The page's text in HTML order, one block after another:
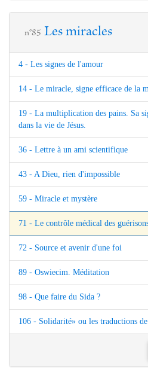
n°85 Les miracles
4 - Les signes de l'amour
14 - Le miracle, signe efficace de la
19 - La multiplication des pains. Sa
dans la vie de Jésus.
36 - Lettre à un ami scientifique
43 - A Dieu, rien d'impossible
59 - Miracle et mystère
71 - Le contrôle médical des
72 - Source et avenir d'une foi
89 - Oswiecim. Méditation
98 - Que faire du Sida ?
106 - Solidarité» ou les traductions